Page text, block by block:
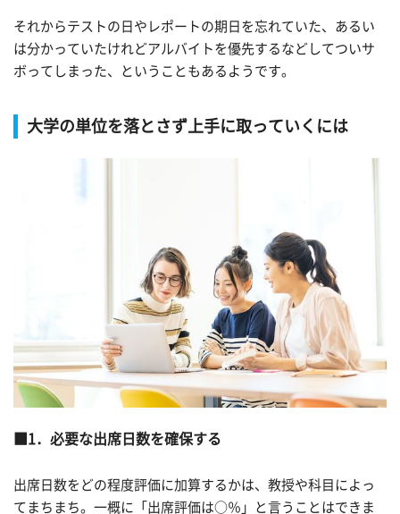
それからテストの日やレポートの期日を忘れていた、あるい
は分かっていたけれどアルバイトを優先するなどしてついサ
ボってしまった、ということもあるようです。
大学の単位を落とさず上手に取っていくには
1．必要な出席日数を確保する
出席日数をどの程度評価に加算するかは、教授や科目によっ
てまちまち。一概に「出席評価は○％」と言うことはできま